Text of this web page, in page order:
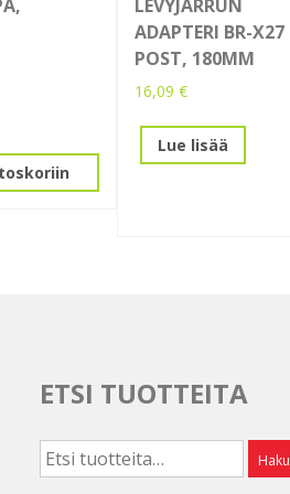
LEVYJARRUN
ADAPTERI BR-X27
POST, 180MM
16,09 €
Lue lisää
ETSI TUOTTEITA
Etsi: Haku